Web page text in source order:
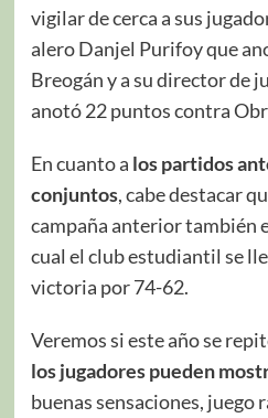
vigilar de cerca a sus
alero Danjel Purifoy que
Breogán y a su director de
anotó 22 puntos contra
En cuanto a los partidos
conjuntos, cabe destacar
campaña anterior también
cual el club estudiantil se
victoria por 74-62.
Veremos si este año se
los jugadores pueden
buenas sensaciones, juego